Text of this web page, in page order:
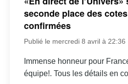
seconde place des
confirmées
Publié le mercredi 8 avril à 22:36
Immense honneur pour
équipe!. Tous les détails en